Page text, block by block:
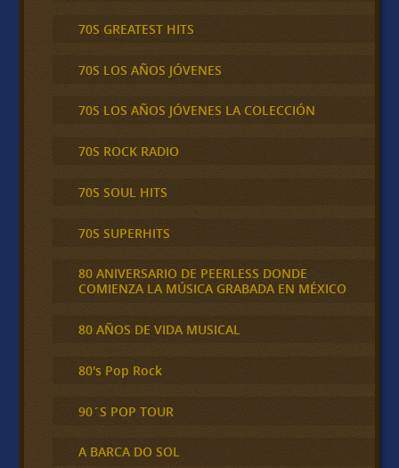
70S GREATEST HITS
70S LOS AÑOS JÓVENES
70S LOS AÑOS JÓVENES LA COLECCIÓN
70S ROCK RADIO
70S SOUL HITS
70S SUPERHITS
80 ANIVERSARIO DE PEERLESS DONDE
COMIENZA LA MÚSICA GRABADA EN MÉXICO
80 AÑOS DE VIDA MUSICAL
80's Pop Rock
90´S POP TOUR
A BARCA DO SOL